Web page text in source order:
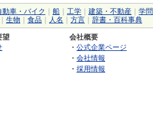
動車・バイク 船 工学 建築・不動産
学問
生物 食品 人名 方言 辞書・百科事典
望
会社概要
・ 公式企業ページ
・ 会社情報
・ 採用情報